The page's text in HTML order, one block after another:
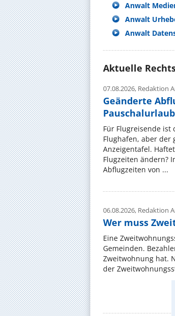
Anwalt
Anwalt
Anwalt
Aktuelle
07.08.2026, Redaktion
Geänderte
Für Flugreisende
Flughafen, aber der
Anzeigentafel.
Flugzeiten ändern?
Abflugzeiten von ...
06.08.2026, Redaktion
Wer muss
Eine
Gemeinden.
Zweitwohnung hat.
der